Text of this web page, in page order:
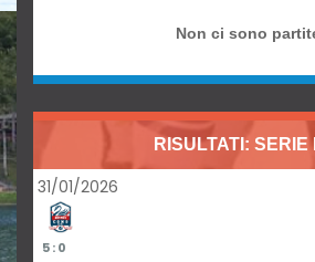
Non ci sono
RISULTATI: SERIE
31/01/2026
5 : 0